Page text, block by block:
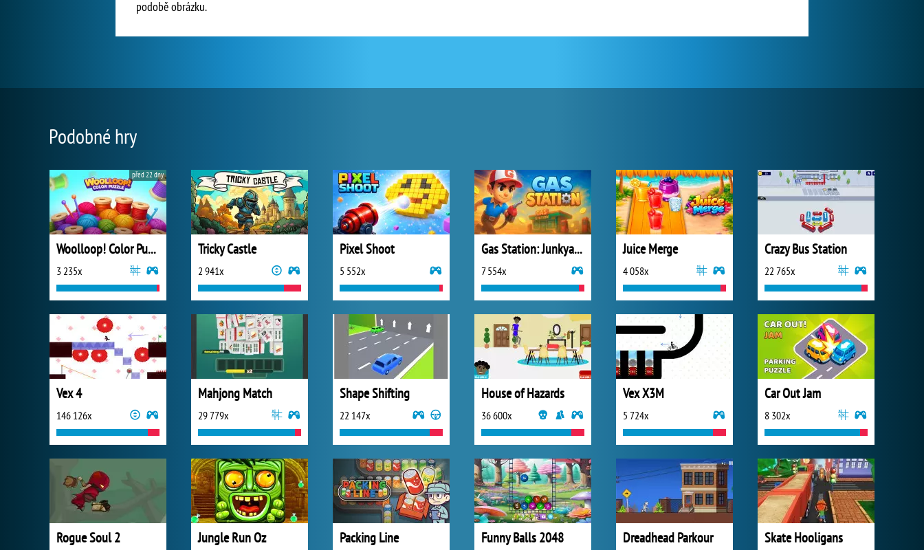
podobě obrázku.
Podobné hry
Woolloop! Color Puzzle
3 235x
před 22 dny
Tricky Castle
2 941x
Pixel Shoot
5 552x
Gas Station: Junkyard Tycoon
7 554x
Juice Merge
4 058x
Crazy Bus Station
22 765x
Vex 4
146 126x
Mahjong Match
29 779x
Shape Shifting
22 147x
House of Hazards
36 600x
Vex X3M
5 724x
Car Out Jam
8 302x
Rogue Soul 2 Jungle Run Oz Packing Line Funny Balls 2048 Dreadhead Parkour Skate Hooligans